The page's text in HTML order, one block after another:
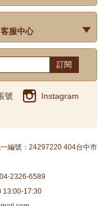
介
事
法
息
點
款
客服中心
題
箱
明
詢
覽
單
聲明
明
送服務
宣導
數說明
訂閱
號
Instagram
編號：24297220 404台中市
2326-6589
13:00-17:30